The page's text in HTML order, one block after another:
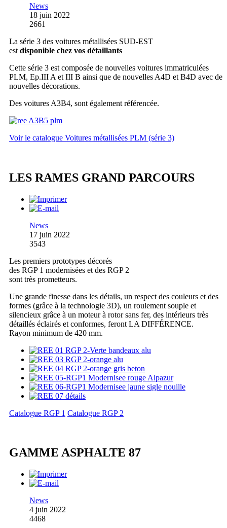
News
18 juin 2022
2661
La série 3 des voitures métallisées SUD-EST
est disponible chez vos détaillants
Cette série 3 est composée de nouvelles voitures immatriculées
PLM, Ep.III A et III B ainsi que de nouvelles A4D et B4D avec de
nouvelles décorations.
Des voitures A3B4, sont également référencée.
Voir le catalogue Voitures métallisées PLM (série 3)
LES RAMES GRAND PARCOURS
News
17 juin 2022
3543
Les premiers prototypes décorés
des RGP 1 modernisées et des RGP 2
sont très prometteurs.
Une grande finesse dans les détails, un respect des couleurs et des
formes (grâce à la technologie 3D), un roulement souple et
silencieux grâce à un moteur à rotor sans fer, des intérieurs très
détaillés éclairés et conformes, feront LA DIFFÉRENCE.
Rayon minimum de 420 mm.
Catalogue RGP 1 Catalogue RGP 2
GAMME ASPHALTE 87
News
4 juin 2022
4468